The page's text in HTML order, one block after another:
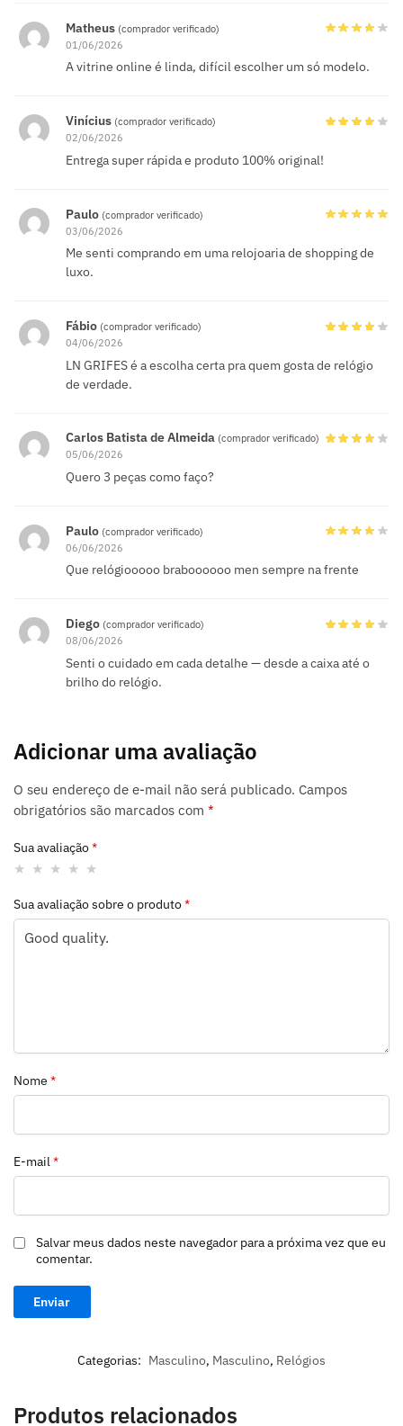
Matheus (comprador verificado)
01/06/2026
A vitrine online é linda, difícil escolher um só modelo.
Vinícius (comprador verificado)
02/06/2026
Entrega super rápida e produto 100% original!
Paulo (comprador verificado)
03/06/2026
Me senti comprando em uma relojoaria de shopping de
luxo.
Fábio (comprador verificado)
04/06/2026
LN GRIFES é a escolha certa pra quem gosta de relógio
de verdade.
Carlos Batista de Almeida (comprador verificado)
05/06/2026
Quero 3 peças como faço?
Paulo (comprador verificado)
06/06/2026
Que relógiooooo braboooooo men sempre na frente
Diego (comprador verificado)
08/06/2026
Senti o cuidado em cada detalhe — desde a caixa até o
brilho do relógio.
Adicionar uma avaliação
O seu endereço de e-mail não será publicado. Campos
obrigatórios são marcados com *
Sua avaliação*
Sua avaliação sobre o produto*
Nome *
E-mail*
Salvar meus dados neste navegador para a próxima vez que eu
comentar.
Categorias: Masculino, Masculino, Relógios
Produtos relacionados